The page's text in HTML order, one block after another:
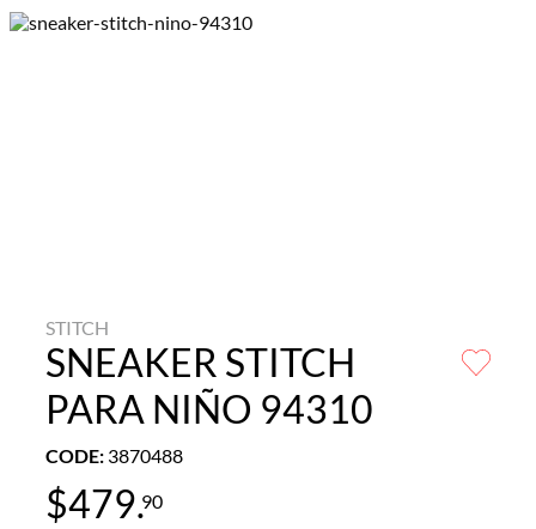
STITCH
SNEAKER STITCH
PARA NIÑO 94310
CODE: 3870488
$479.90